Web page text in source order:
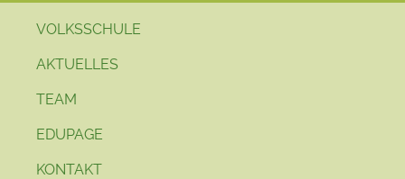
VOLKSSCHULE
AKTUELLES
TEAM
EDUPAGE
KONTAKT